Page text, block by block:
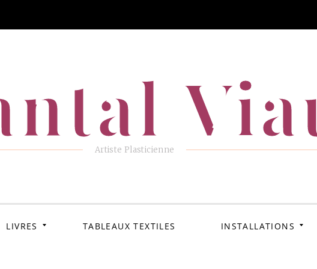
Artiste Plasticienne
LIVRES TABLEAUX TEXTILES INSTALLATIONS